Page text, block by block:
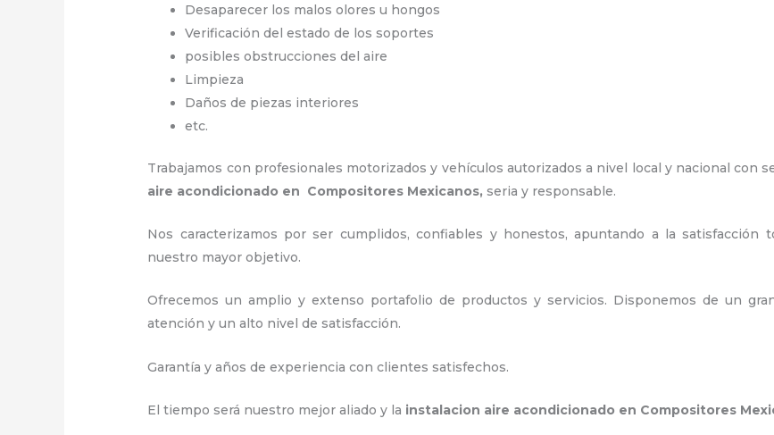
Desaparecer los malos olores u hongos
Verificación del estado de los soportes
posibles obstrucciones del aire
Limpieza
Daños de piezas interiores
etc.
Trabajamos con profesionales motorizados y vehículos autorizados a nivel local y nacional con
aire acondicionado en Compositores Mexicanos,seria y responsable.
Nos caracterizamos por ser cumplidos, confiables y honestos, apuntando a la satisfacción
nuestro mayor objetivo.
Ofrecemos un amplio y extenso portafolio de productos y servicios. Disponemos de un
atención y un alto nivel de satisfacción.
Garantía y años de experiencia con clientes satisfechos.
El tiempo será nuestro mejor aliado y la instalacion aire acondicionado en Compositores